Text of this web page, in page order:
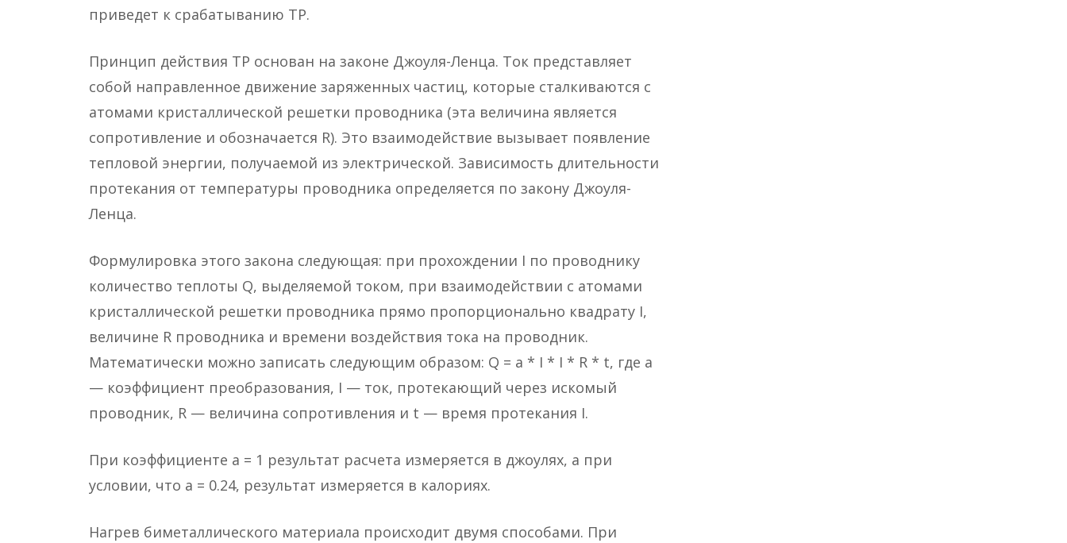
приведет к срабатыванию ТР.
Принцип действия ТР основан на законе Джоуля-Ленца. Ток представляет
собой направленное движение заряженных частиц, которые сталкиваются с
атомами кристаллической решетки проводника (эта величина является
сопротивление и обозначается R). Это взаимодействие вызывает появление
тепловой энергии, получаемой из электрической. Зависимость длительности
протекания от температуры проводника определяется по закону Джоуля-
Ленца.
Формулировка этого закона следующая: при прохождении I по проводнику
количество теплоты Q, выделяемой током, при взаимодействии с атомами
кристаллической решетки проводника прямо пропорционально квадрату I,
величине R проводника и времени воздействия тока на проводник.
Математически можно записать следующим образом: Q = a * I * I * R * t, где a
— коэффициент преобразования, I — ток, протекающий через искомый
проводник, R — величина сопротивления и t — время протекания I.
При коэффициенте a = 1 результат расчета измеряется в джоулях, а при
условии, что a = 0.24, результат измеряется в калориях.
Нагрев биметаллического материала происходит двумя способами. При